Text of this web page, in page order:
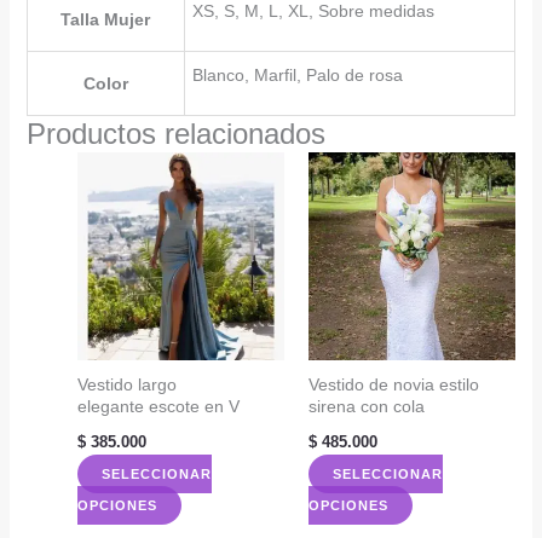
Talla Mujer XS, S, M, L, XL, Sobre medidas
Color Blanco, Marfil, Palo de rosa
Productos relacionados
Vestido largo
elegante escote en V
$385.000
SELECCIONAR
OPCIONES
Este
Vestido de novia estilo
sirena con cola
$ 485.000
SELECCIONAR
OPCIONES
Este